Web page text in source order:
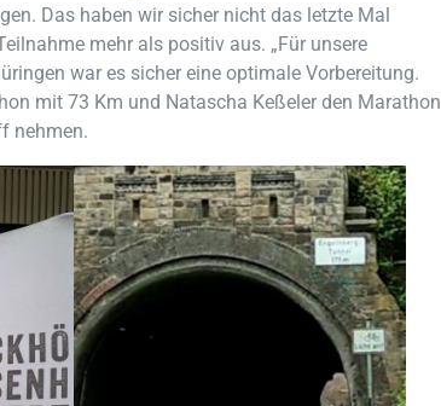
Das haben wir sicher nicht das letzte Mal
mehr als positiv aus. „Für unsere
war es sicher eine optimale Vorbereitung.
mit 73 Km und Natascha Keßeler den Marathon
nehmen.